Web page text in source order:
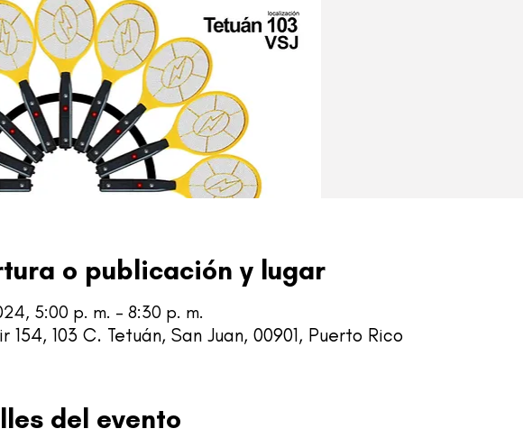
o publicación y lugar
5:00 p. m. – 8:30 p. m.
154, 103 C. Tetuán, San Juan, 00901, Puerto Rico
del evento